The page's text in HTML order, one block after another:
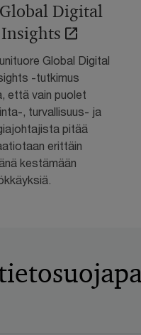
Digital
Global Digital
-tutkimus
että vain puolet
, turvallisuus- ja
pitää
erittäin
kestämään